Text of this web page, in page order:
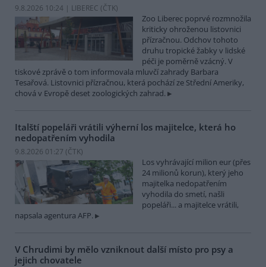
9.8.2026 10:24 | LIBEREC (ČTK)
Zoo Liberec poprvé rozmnožila
kriticky ohroženou listovnici
přízračnou. Odchov tohoto
druhu tropické žabky v lidské
péči je poměrně vzácný. V
tiskové zprávě o tom informovala mluvčí zahrady Barbara
Tesařová. Listovnici přízračnou, která pochází ze Střední Ameriky,
chová v Evropě deset zoologických zahrad.
Italští popeláři vrátili výherní los majitelce, která ho
nedopatřením vyhodila
9.8.2026 01:27 (ČTK)
Los vyhrávající milion eur (přes
24 milionů korun), který jeho
majitelka nedopatřením
vyhodila do smetí, našli
popeláři... a majitelce vrátili,
napsala agentura AFP.
V Chrudimi by mělo vzniknout další místo pro psy a
jejich chovatele